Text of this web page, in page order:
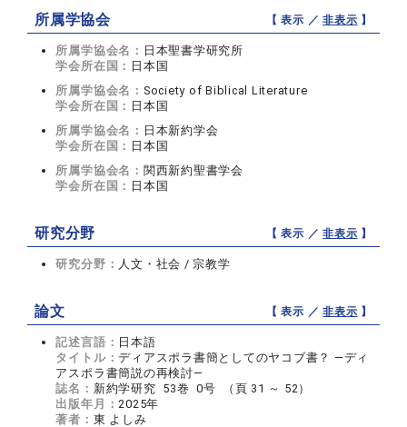
所属学協会 【 表示 ／非表示 】
所属学協会名： 日本聖書学研究所
学会所在国： 日本国
所属学協会名： Society of Biblical Literature
学会所在国： 日本国
所属学協会名： 日本新約学会
学会所在国： 日本国
所属学協会名： 関西新約聖書学会
学会所在国： 日本国
研究分野 【 表示 ／非表示 】
研究分野： 人文・社会 / 宗教学
論文 【 表示 ／非表示 】
記述言語： 日本語
タイトル：ディアスポラ書簡としてのヤコブ書？ ―ディ
アスポラ書簡説の再検討―
誌名： 新約学研究 53巻 0号 （頁 31 ～ 52）
出版年月： 2025年
著者： 東 よしみ